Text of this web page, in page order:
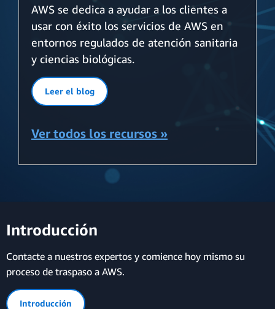
AWS se dedica a ayudar a los clientes a
usar con éxito los servicios de AWS en
entornos regulados de atención sanitaria
y ciencias biológicas.
Leer el blog
Ver todos los recursos »
Introducción
Contacte a nuestros expertos y comience hoy mismo su
proceso de traspaso a AWS.
Introducción